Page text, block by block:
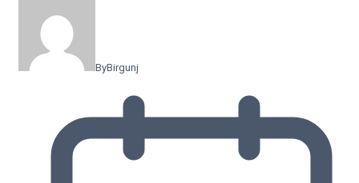
ByBirgunj